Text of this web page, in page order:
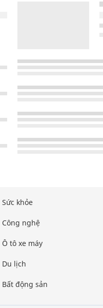
Sức khỏe
Công nghệ
Ô tô xe máy
Du lịch
Bất động sản